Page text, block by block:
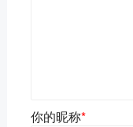
你的昵称*